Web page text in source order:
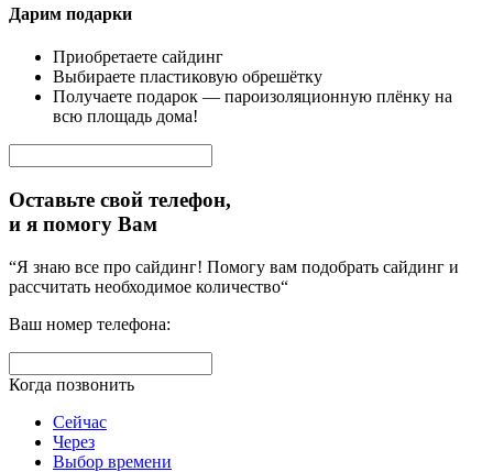
Дарим подарки
Приобретаете сайдинг
Выбираете пластиковую обрешётку
Получаете подарок — пароизоляционную плёнку на
всю площадь дома!
Оставьте свой телефон,
и я помогу Вам
“Я знаю все про сайдинг! Помогу вам подобрать сайдинг и
рассчитать необходимое количество“
Ваш номер телефона:
Когда позвонить
Сейчас
Через
Выбор времени